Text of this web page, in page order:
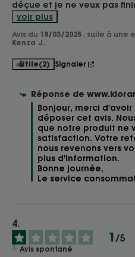
déçue et je ne veux pas
voir plus
Avis du 18/03/2025 , suite à une
Kenza J.
Utile(2) Signaler
Réponse de
Bonjour, merci
déposer cet avis.
que notre produit ne
satisfaction. Votre
nous revenons vers
plus d'information.
Bonne journée,
Le service
1/5
Avis spontané